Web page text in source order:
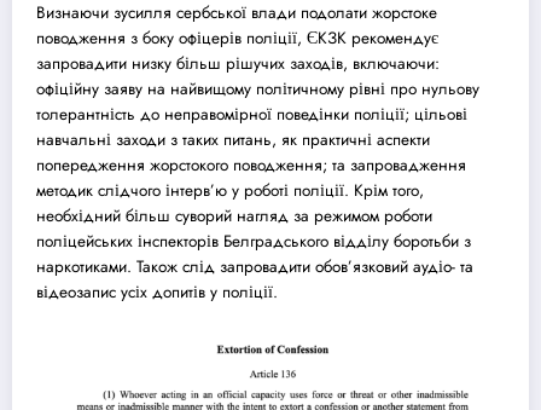
Визнаючи зусилля сербської влади подолати жорстоке
поводження з боку офіцерів поліції, ЄКЗК рекомендує
запровадити низку більш рішучих заходів, включаючи:
офіційну заяву на найвищому політичному рівні про нульову
толерантність до неправомірної поведінки поліції; цільові
навчальні заходи з таких питань, як практичні аспекти
попередження жорстокого поводження; та запровадження
методик слідчого інтерв’ю у роботі поліції. Крім того,
необхідний більш суворий нагляд за режимом роботи
поліцейських інспекторів Белградського відділу боротьби з
наркотиками. Також слід запровадити обов’язковий аудіо- та
відеозапис усіх допитів у поліції.